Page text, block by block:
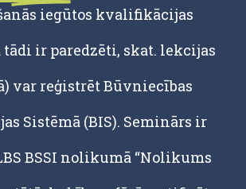
iegūtos kvalifikācijas
ir paredzēti, skat. lekcijas
var reģistrēt Būvniecības
Sistēmā (BIS). Seminārs ir
BSSI nolikumā “Nolikums